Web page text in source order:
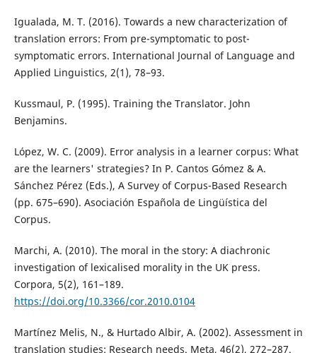
Igualada, M. T. (2016). Towards a new characterization of
translation errors: From pre-symptomatic to post-
symptomatic errors. International Journal of Language and
Applied Linguistics, 2(1), 78–93.
Kussmaul, P. (1995). Training the Translator. John
Benjamins.
López, W. C. (2009). Error analysis in a learner corpus: What
are the learners' strategies? In P. Cantos Gómez & A.
Sánchez Pérez (Eds.), A Survey of Corpus-Based Research
(pp. 675–690). Asociación Española de Lingüística del
Corpus.
Marchi, A. (2010). The moral in the story: A diachronic
investigation of lexicalised morality in the UK press.
Corpora, 5(2), 161–189.
https://doi.org/10.3366/cor.2010.0104
Martínez Melis, N., & Hurtado Albir, A. (2002). Assessment in
translation studies: Research needs. Meta, 46(2), 272–287.